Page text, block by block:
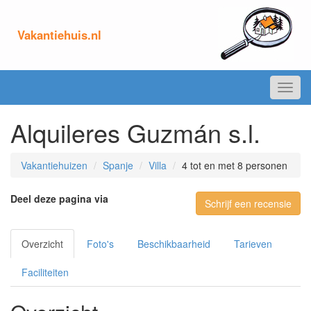
Vakantiehuis.nl
Alquileres Guzmán s.l.
Vakantiehuizen Spanje Villa 4 tot en met 8 personen
Deel deze pagina via Schrijf een recensie
Overzicht Foto's Beschikbaarheid Tarieven
Faciliteiten